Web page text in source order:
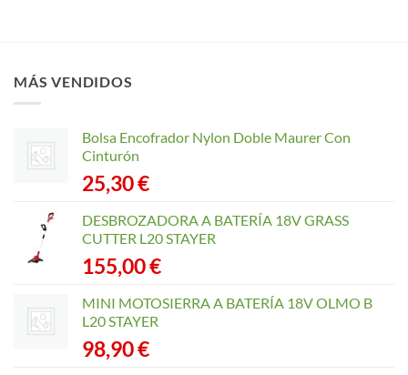
MÁS VENDIDOS
Bolsa Encofrador Nylon Doble Maurer Con
Cinturón
25,30€
DESBROZADORA A BATERÍA 18V GRASS
CUTTER L20 STAYER
155,00€
MINI MOTOSIERRA A BATERÍA 18V OLMO B
L20 STAYER
98,90€